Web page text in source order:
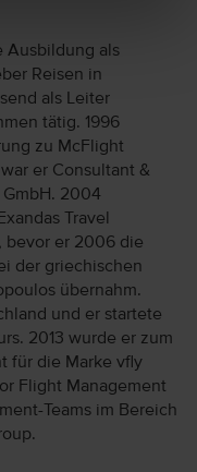
Ausbildung als
Reisen in
als Leiter
tätig. 1996
zu McFlight
er Consultant &
2004
Travel
bevor er 2006 die
der griechischen
übernahm.
und er startete
2013 wurde er zum
für die Marke vfly
Flight Management
Teams im Bereich